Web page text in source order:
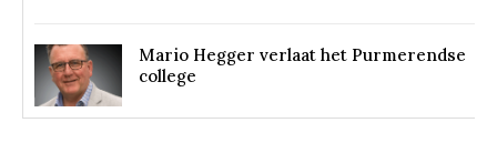
Mario Hegger verlaat het Purmerendse
college